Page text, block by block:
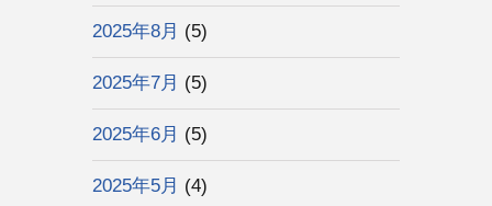
2025年8月 (5)
2025年7月 (5)
2025年6月 (5)
2025年5月 (4)